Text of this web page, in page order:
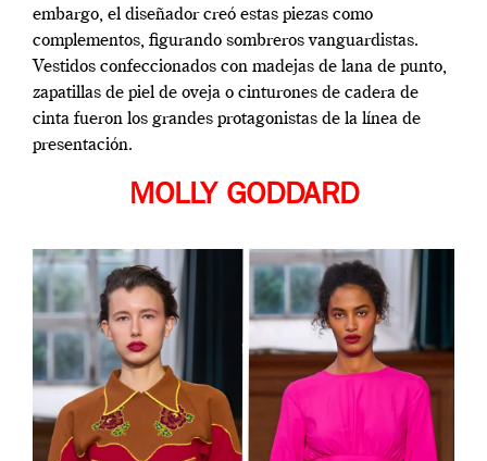
embargo, el diseñador creó estas piezas como
complementos, figurando sombreros vanguardistas.
Vestidos confeccionados con madejas de lana de punto,
zapatillas de piel de oveja o cinturones de cadera de
cinta fueron los grandes protagonistas de la línea de
presentación.
MOLLY GODDARD